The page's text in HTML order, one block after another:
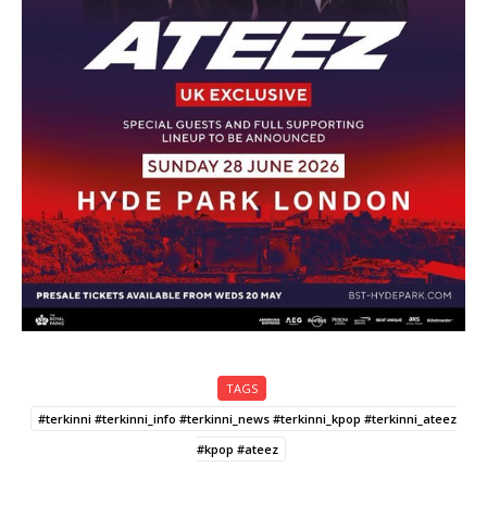
TAGS
#terkinni #terkinni_info #terkinni_news #terkinni_kpop #terkinni_ateez
#kpop #ateez